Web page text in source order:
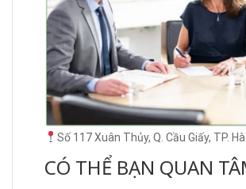
Số 117 Xuân Thủy, Q. Cầu Giấy, TP.
CÓ THỂ BẠN QUAN